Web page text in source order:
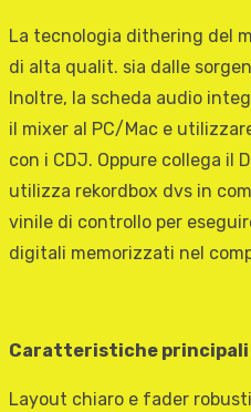
La tecnologia dithering del
di alta qualit. sia dalle
Inoltre, la scheda audio
il mixer al PC/Mac e
con i CDJ. Oppure collega il
utilizza rekordbox dvs in
vinile di controllo per
digitali memorizzati nel
Caratteristiche principali
Layout chiaro e fader